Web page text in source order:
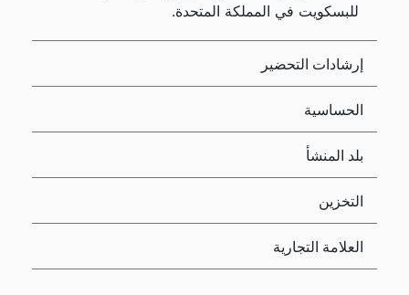
للبسكويت في المملكة المتحدة.
إرشادات التحضير
الحساسية
بلد المنشأ
التخزين
العلامة التجارية